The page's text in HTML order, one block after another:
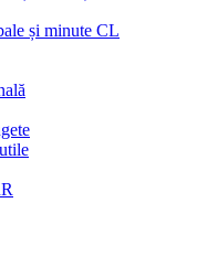
și minute CL